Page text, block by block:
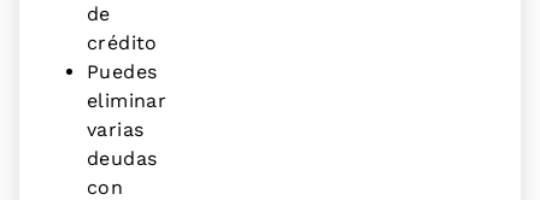
de
crédito
Puedes
eliminar
varias
deudas
con